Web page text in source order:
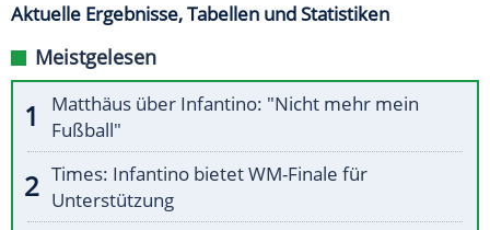
Aktuelle Ergebnisse, Tabellen und Statistiken
Meistgelesen
Matthäus über Infantino: "Nicht mehr mein
Fußball"
Times: Infantino bietet WM-Finale für
Unterstützung